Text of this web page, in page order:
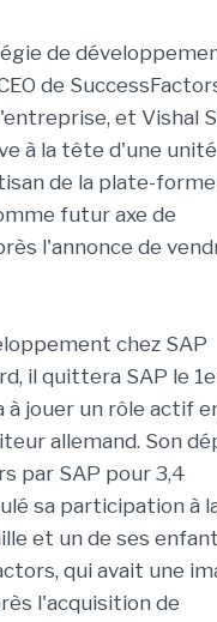
de
de
et Vishal
à la tête d'une
de la plate-
futur axe de
l'annonce de
chez SAP
il quittera SAP le
à jouer un rôle actif
allemand. Son
par SAP pour 3,4
sa participation à
et un de ses
qui avait une
l'acquisition de